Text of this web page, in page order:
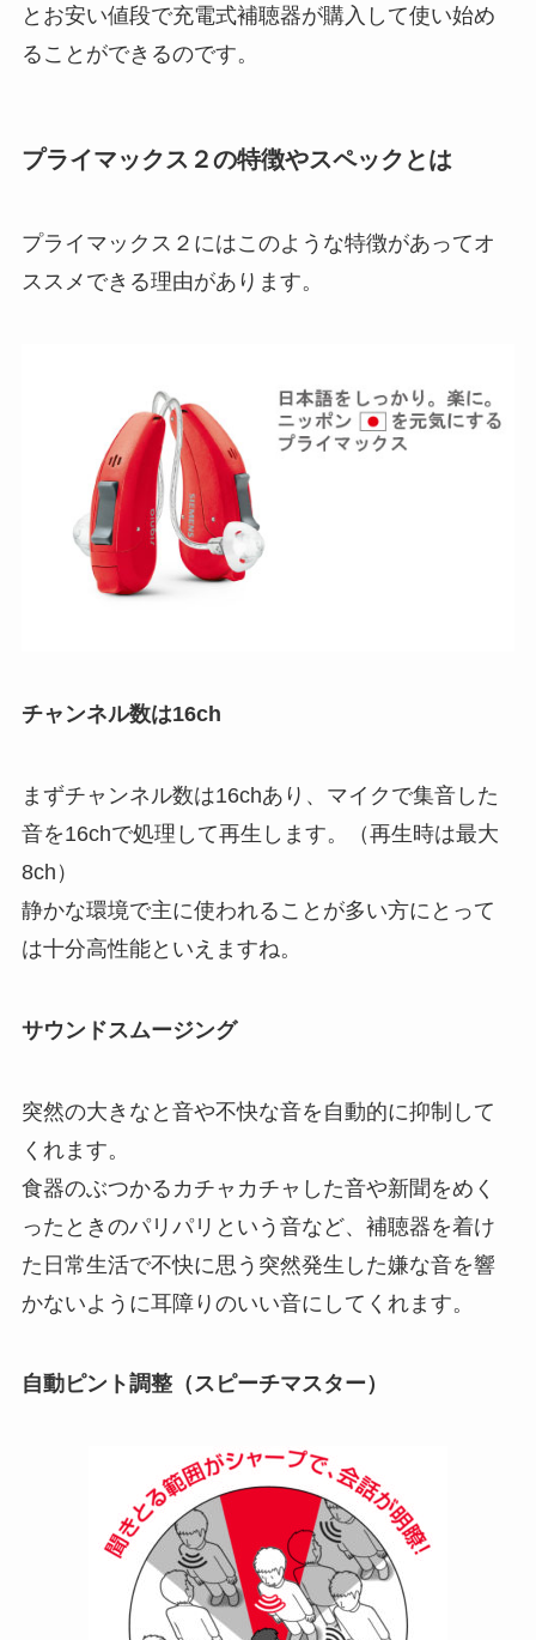
とお安い値段で充電式補聴器が購入して使い始め
ることができるのです。
プライマックス２の特徴やスペックとは
プライマックス２にはこのような特徴があってオ
ススメできる理由があります。
チャンネル数は16ch
まずチャンネル数は16chあり、マイクで集音した
音を16chで処理して再生します。（再生時は最大
8ch）
静かな環境で主に使われることが多い方にとって
は十分高性能といえますね。
サウンドスムージング
突然の大きなと音や不快な音を自動的に抑制して
くれます。
食器のぶつかるカチャカチャした音や新聞をめく
ったときのパリパリという音など、補聴器を着け
た日常生活で不快に思う突然発生した嫌な音を響
かないように耳障りのいい音にしてくれます。
自動ピント調整（スピーチマスター）